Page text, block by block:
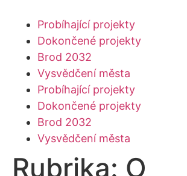
obsahu
Probíhající projekty
Dokončené projekty
Brod 2032
Vysvědčení města
Probíhající projekty
Dokončené projekty
Brod 2032
Vysvědčení města
Rubrika: O